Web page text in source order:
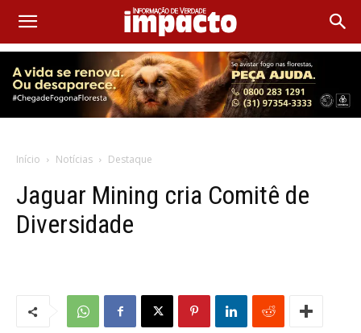
Início Notícias Destaque
Jaguar Mining cria Comitê de
Diversidade